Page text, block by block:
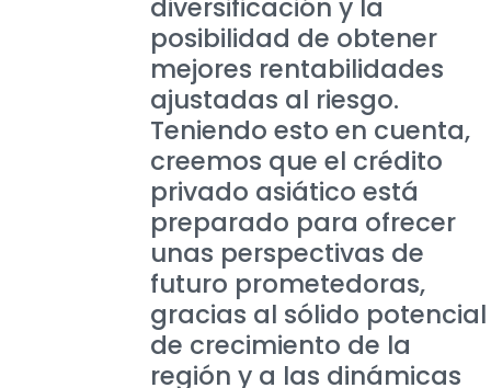
diversificación y la
posibilidad de obtener
mejores rentabilidades
ajustadas al riesgo.
Teniendo esto en cuenta,
creemos que el crédito
privado asiático está
preparado para ofrecer
unas perspectivas de
futuro prometedoras,
gracias al sólido potencial
de crecimiento de la
región y a las dinámicas